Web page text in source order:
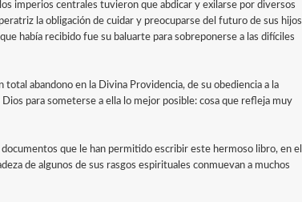
imperios centrales tuvieron que abdicar y exilarse por diversos
la obligación de cuidar y preocuparse del futuro de sus hijos
había recibido fue su baluarte para sobreponerse a las difíciles
abandono en la Divina Providencia, de su obediencia a la
para someterse a ella lo mejor posible: cosa que refleja muy
que le han permitido escribir este hermoso libro, en el
de algunos de sus rasgos espirituales conmuevan a muchos